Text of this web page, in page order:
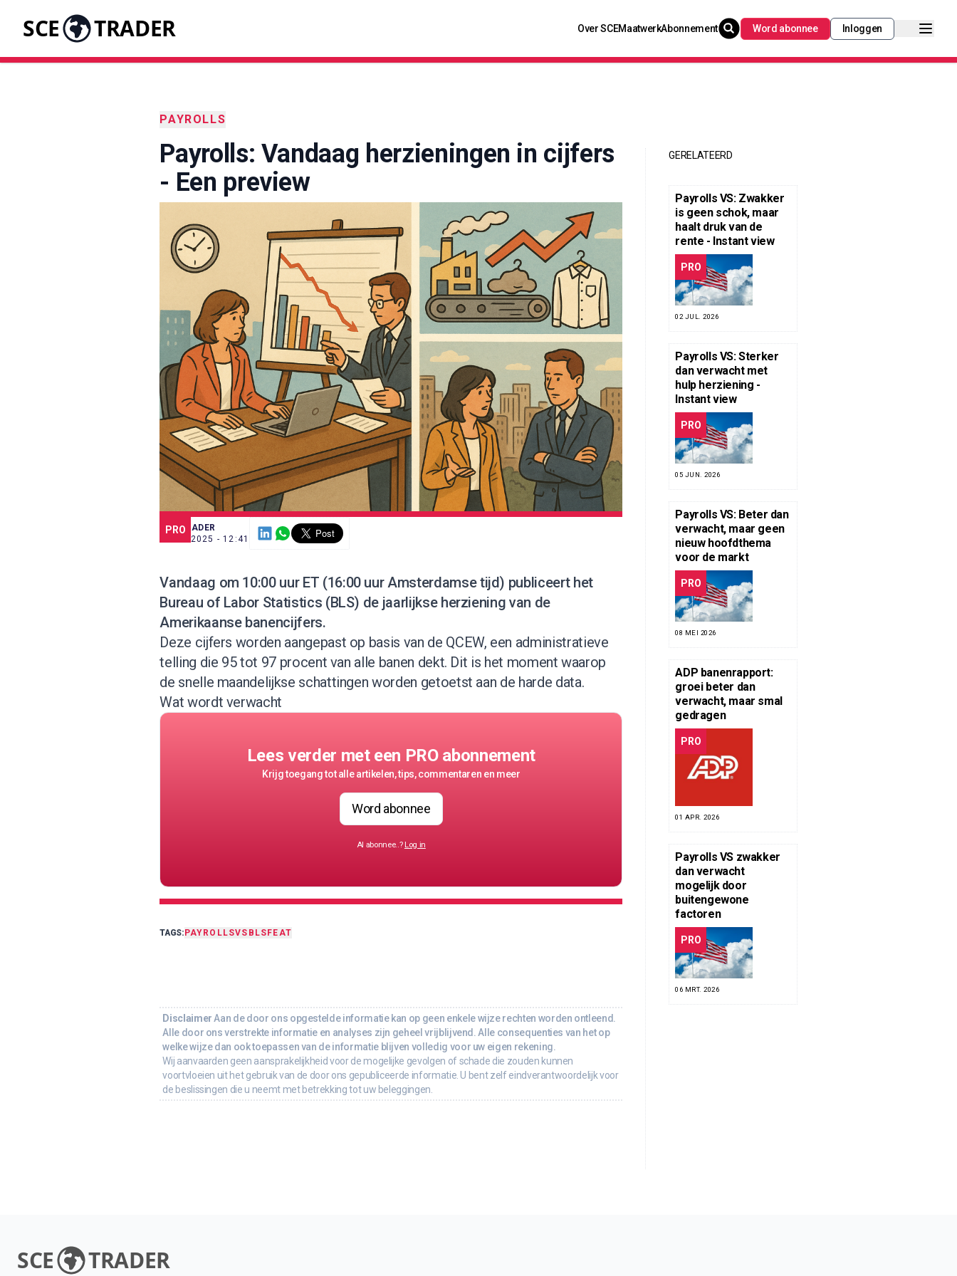
SCE TRADER Over SCEMaatwerkAbonnement Word abonnee Inloggen
PAYROLLS
Payrolls: Vandaag herzieningen in cijfers
- Een preview
PRO
SCE TRADER
9 SEP. 2025 - 12:41
Vandaag om 10:00 uur ET (16:00 uur Amsterdamse tijd) publiceert het
Bureau of Labor Statistics (BLS) de jaarlijkse herziening van de
Amerikaanse banencijfers.
Deze cijfers worden aangepast op basis van de QCEW, een administratieve
telling die 95 tot 97 procent van alle banen dekt. Dit is het moment waarop
de snelle maandelijkse schattingen worden getoetst aan de harde data.
Wat wordt verwacht
Lees verder met een PRO abonnement
Krijg toegang tot alle artikelen, tips, commentaren en meer
Word abonnee
Al abonnee..? Log in
TAGS:PAYROLLSVS BLSFEAT
Disclaimer Aan de door ons opgestelde informatie kan op geen enkele wijze rechten worden ontleend.
Alle door ons verstrekte informatie en analyses zijn geheel vrijblijvend. Alle consequenties van het op
welke wijze dan ook toepassen van de informatie blijven volledig voor uw eigen rekening.
Wij aanvaarden geen aansprakelijkheid voor de mogelijke gevolgen of schade die zouden kunnen
voortvloeien uit het gebruik van de door ons gepubliceerde informatie. U bent zelf eindverantwoordelijk voor
de beslissingen die u neemt met betrekking tot uw beleggingen.
GERELATEERD
Payrolls VS: Zwakker
is geen schok, maar
haalt druk van de
rente - Instant view
PRO
02 JUL. 2026
Payrolls VS: Sterker
dan verwacht met
hulp herziening -
Instant view
PRO
05 JUN. 2026
Payrolls VS: Beter dan
verwacht, maar geen
nieuw hoofdthema
voor de markt
PRO
08 MEI 2026
ADP banenrapport:
groei beter dan
verwacht, maar smal
gedragen
PRO
01 APR. 2026
Payrolls VS zwakker
dan verwacht
mogelijk door
buitengewone
factoren
PRO
06 MRT. 2026
SCE TRADER